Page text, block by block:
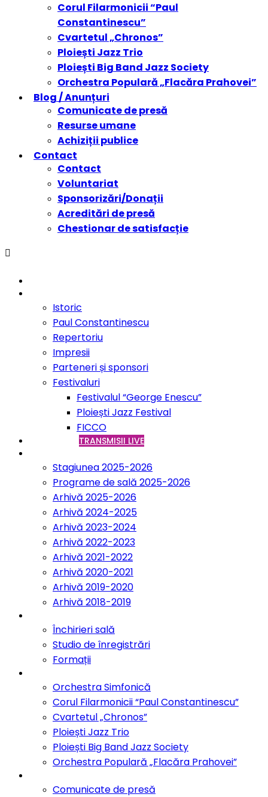
Corul Filarmonicii “Paul
Constantinescu”
Cvartetul „Chronos”
Ploiești Jazz Trio
Ploiești Big Band Jazz Society
Orchestra Populară „Flacăra Prahovei”
Blog / Anunțuri
Comunicate de presă
Resurse umane
Achiziții publice
Contact
Contact
Voluntariat
Sponsorizări/Donații
Acreditări de presă
Chestionar de satisfacție
Istoric
Paul Constantinescu
Repertoriu
Impresii
Parteneri și sponsori
Festivaluri
Festivalul “George Enescu”
Ploiești Jazz Festival
FICCO
TRANSMISII LIVE
Stagiunea 2025-2026
Programe de sală 2025-2026
Arhivă 2025-2026
Arhivă 2024-2025
Arhivă 2023-2024
Arhivă 2022-2023
Arhivă 2021-2022
Arhivă 2020-2021
Arhivă 2019-2020
Arhivă 2018-2019
Închirieri sală
Studio de înregistrări
Formații
Orchestra Simfonică
Corul Filarmonicii “Paul Constantinescu”
Cvartetul „Chronos”
Ploiești Jazz Trio
Ploiești Big Band Jazz Society
Orchestra Populară „Flacăra Prahovei”
Comunicate de presă